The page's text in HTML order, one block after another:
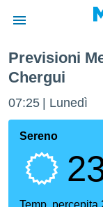
di
per
di
Previsioni
Chergui
07:25 Lunedì
Sereno
Temp. percepita